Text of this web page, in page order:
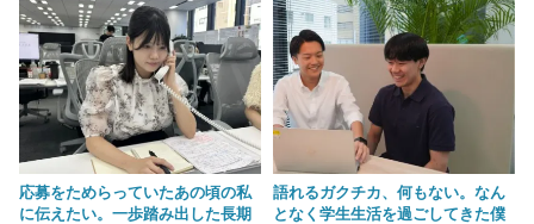
応募をためらっていたあの頃の私
に伝えたい。一歩踏み出した長期
語れるガクチカ、何もない。なん
となく学生生活を過ごしてきた僕